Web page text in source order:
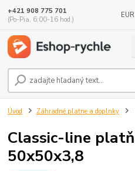
EUR
+421 908 775 701
(Po-Pia, 6:00-16 hod.)
Úvod Záhradné platne a doplnky
Classic-line
50x50x3,8